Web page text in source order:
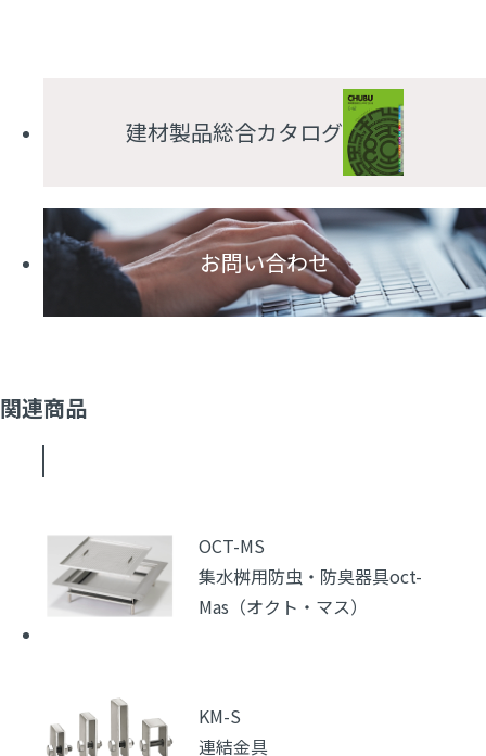
建材製品総合カタログ
お問い合わせ
関連商品
OCT-MS
集水桝用防虫・防臭器具oct-
Mas（オクト・マス）
KM-S
連結金具